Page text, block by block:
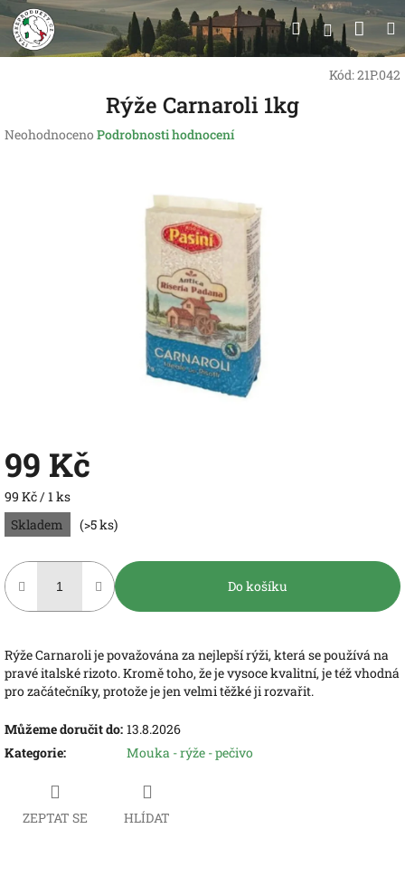
Přejít
na
obsah
Hledat
Kód:21P.042
Rýže Carnaroli 1kg
Průměrné
Neohodnoceno Podrobnosti hodnocení
99 Kč
Měrná
cena:
99 Kč / 1 ks
Skladem
(>5 ks)
Do košíku
Rýže Carnaroli je považována za nejlepší rýži, která se používá na
pravé italské rizoto. Kromě toho, že je vysoce kvalitní, je též vhodná
pro začátečníky, protože je jen velmi těžké ji rozvařit.
Můžeme doručit do: 13.8.2026
Kategorie: Mouka - rýže - pečivo
ZEPTAT SE HLÍDAT